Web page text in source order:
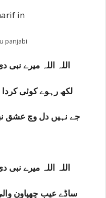
panjabi
اللہ اللہ میرے
لکھ رہوے کوئی کردا
جے نہیں دل وچ عشق
اللہ اللہ میرے
ساڈے عیب چھپاون